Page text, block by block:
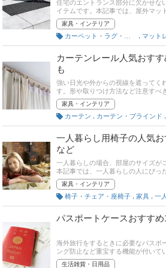
住宅のエントランス部分に欠かせな
イテムです。本記事では、屋外マッ
ランキングもありますので、売れ筋
家具・インテリア
マット
カーテンレール人気おす
も
強い日光や外からの視線を遮ってく
す。形や取りつけ方法など注意すべ
事では、カーテンレールと選び方と
り・伸縮式の商品、シングル・ダブ
いね。
家具・インテリア
カーテン カーテン・ブラインド
一人暮らし用椅子の人気
など
一人暮らしの場合、部屋のサイズが
本記事では、一人暮らしの人にぴっ
や、リラックスして読書が楽しめる
た。ぜひチェックしてみてください
家具・インテリア
椅子・チェア・座椅子 家具 一
パスポートケースおすす
海外旅行をするときに必要なパスポ
ング防止など重宝する機能が付い
ます。この記事では、整理収納のプ
生活雑貨・日用品